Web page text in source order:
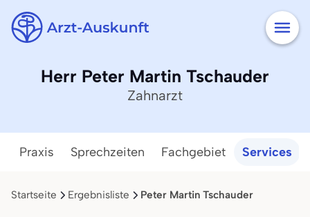
Herr Peter Martin Tschauder
Zahnarzt
Praxis Sprechzeiten Fachgebiet Services
Startseite Ergebnisliste Peter Martin Tschauder